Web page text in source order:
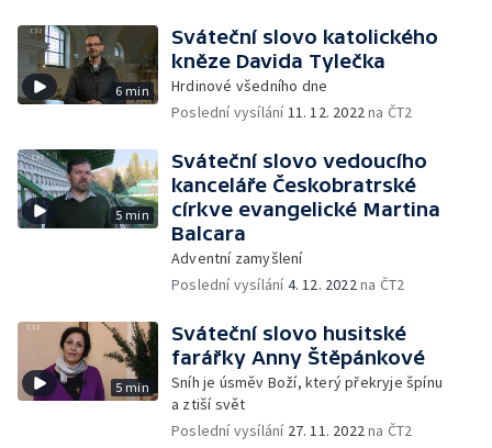
6 min
Sváteční slovo katolického
kněze Davida Tylečka
Hrdinové všedního dne
Poslední vysílání11. 12. 2022na ČT2
5 min
Sváteční slovo vedoucího
kanceláře Českobratrské
církve evangelické Martina
Balcara
Adventní zamyšlení
Poslední vysílání4. 12. 2022na ČT2
5 min
Sváteční slovo husitské
farářky Anny Štěpánkové
Sníh je úsměv Boží, který překryje špínu
a ztiší svět
Poslední vysílání 27. 11. 2022na ČT2